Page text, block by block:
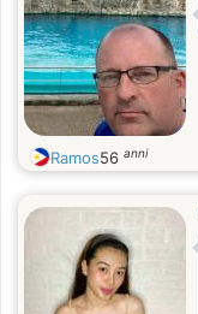
Ramos56 anni